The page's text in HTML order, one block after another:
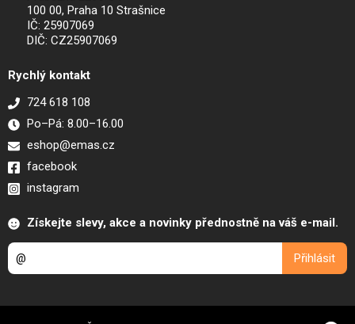
100 00, Praha 10 Strašnice
IČ: 25907069
DIČ: CZ25907069
Rychlý kontakt
724 618 108
Po–Pá: 8.00–16.00
eshop@emas.cz
facebook
instagram
Získejte slevy, akce a novinky přednostně na váš e-mail.